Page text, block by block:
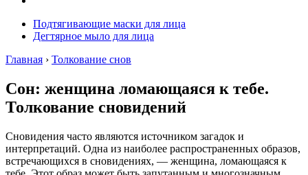
Подтягивающие маски для лица
Дегтярное мыло для лица
Главная › Толкование снов
Сон: женщина ломающаяся к тебе.
Толкование сновидений
Сновидения часто являются источником загадок и
интерпретаций. Одна из наиболее распространенных образов,
встречающихся в сновидениях, — женщина, ломающаяся к